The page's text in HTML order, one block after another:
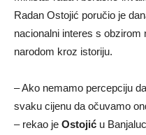
Radan Ostojić poručio je
nacionalni interes s
narodom kroz istoriju.
– Ako nemamo percepciju
svaku cijenu da očuvamo
– rekao je Ostojić u